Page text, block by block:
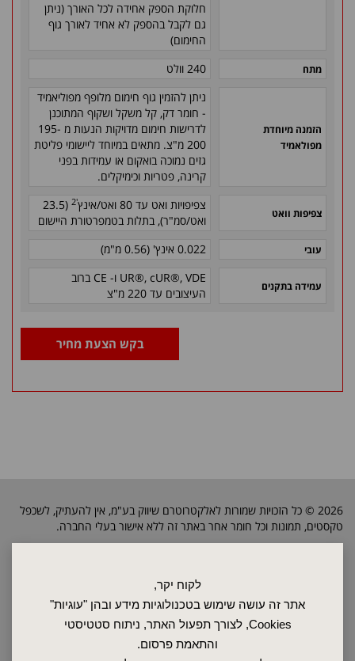
לקוח יקר,
אתר זה עושה שימוש בטכנולוגיות מידע ובהן "עוגיות"
Cookies, לצורך תפעול האתר, ניתוח סטטיסטי
והתאמת פרסום.
חלוקת הספק אחידה לכל האורך (ניתן
גם לקבל בהספק לא אחיד לאורך גוף
החימום)
מתח 240 וולט
הזמנה מיוחדת
מפולאמיד
ניתן להזמין גוף חימום מלופף מפוליאמיד
- חומר דק, קל משקל ושקוף המתוכנן
לדרישות חימום מדויקות הנעות מ 195-
200 מ"צ. מתאים במיוחד ליישומי פליטת
גזים נמוכה בואקום או עמידות בפני
קרינה, פטריות וכימיקלים.
צפיפות וואט
צפיפויות ואט עד 80 ואט/אינץ '2
(23.5
ואט/סמ"ר), בתלות בטמפרטורת היישום
עובי 0.022 אינץ' (0.56 מ"מ)
עמידה בתקנים
UR®, cUR®, VDE ו- CE ברוב
העיצובים עד 220 מ"צ
בקש הצעת מחיר
2026 © כל הזכויות שמורות לאלקטרוטרם שיווק בע"מ, אין להעתיק, לשכפל
טקסטים, תמונות וכל חומר אחר באתר זה ללא אישור בעלי החברה.
שרות ותחזוקה